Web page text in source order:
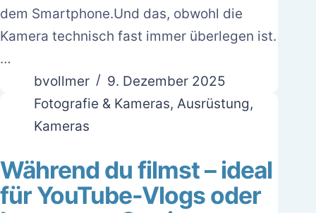
dem Smartphone.Und das, obwohl die
Kamera technisch fast immer überlegen ist.
…
bvollmer
9. Dezember 2025
Fotografie & Kameras, Ausrüstung,
Kameras
Während du filmst – ideal
für YouTube-Vlogs oder